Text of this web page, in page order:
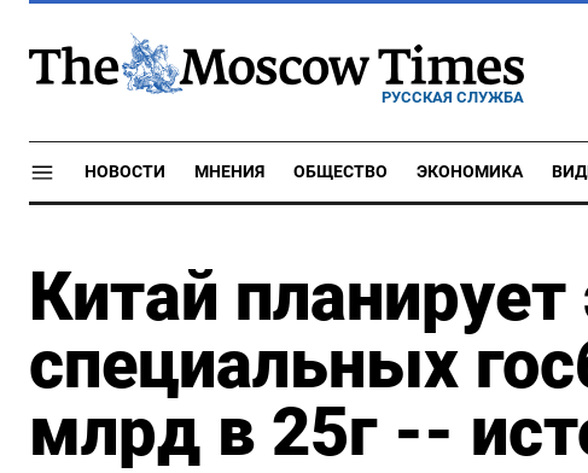
РУССКАЯ СЛУЖБА
НОВОСТИ МНЕНИЯ ОБЩЕСТВО ЭКОНОМИКА
Китай
специальных
млрд в 25г --